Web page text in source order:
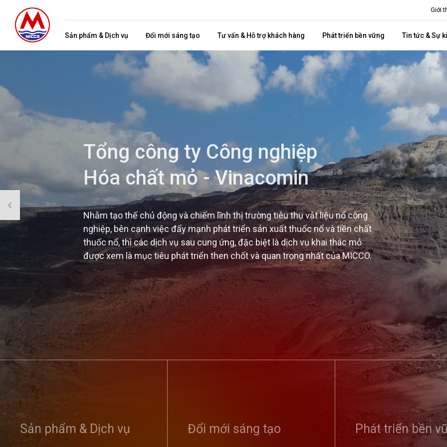
Giới
Sản phẩm & Dịch vụ Đổi mới sáng tạo Tư vấn & Hỗ trợ khách hàng Phát triển bền vững Tin tức & Sự
Sản phẩm & Dịch vụ Đổi mới sáng tạo Phát triển bền
dân bảo vệ an ninh Tổ quốc...
điển hình tiên tiến, vinh danh
sản phẩm, dịch vụ tiêu biểu...
Kỷ niệm
thống
Đảng
01/8/
Tổng công ty Công nghiệp
Hóa chất mỏ - Vinacomin
Nhằm tạo thế chủ động và chiếm lĩnh thị trường tiêu thụ vật liệu nổ công
nghiệp, bên cạnh việc đẩy mạnh phát triển sản xuất thuốc nổ và tiền chất
thuốc nổ, thì các dịch vụ sau cung ứng, đặc biệt là dịch vụ khai thác mỏ
được xem là mục tiêu phát triển then chốt và quan trọng nhất của MICCO.